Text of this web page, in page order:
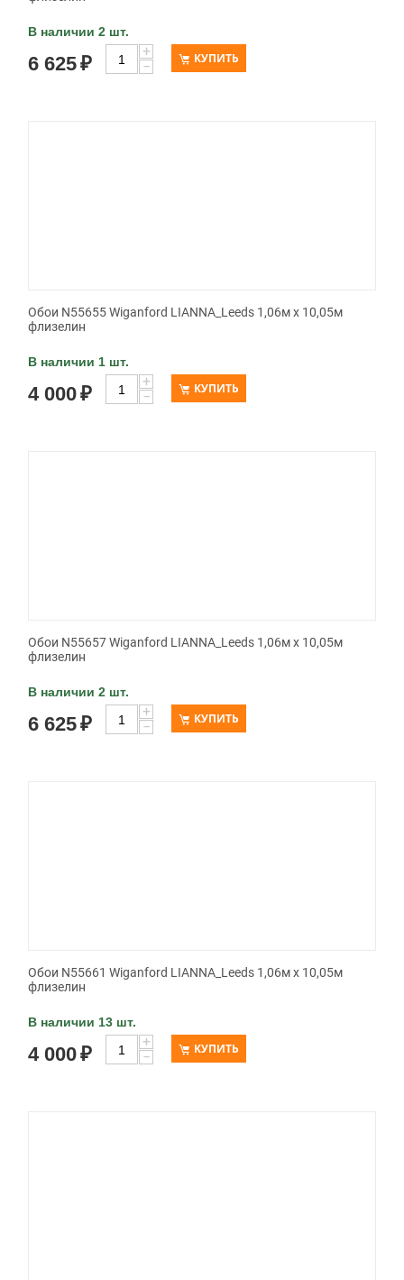
В наличии 2 шт.
6 625₽
+
−
КУПИТЬ
Обои N55655 Wiganford LIANNA_Leeds 1,06м х 10,05м
флизелин
В наличии 1 шт.
4 000₽
+
−
КУПИТЬ
Обои N55657 Wiganford LIANNA_Leeds 1,06м х 10,05м
флизелин
В наличии 2 шт.
6 625₽
+
−
КУПИТЬ
Обои N55661 Wiganford LIANNA_Leeds 1,06м х 10,05м
флизелин
В наличии 13 шт.
4 000₽
+
−
КУПИТЬ